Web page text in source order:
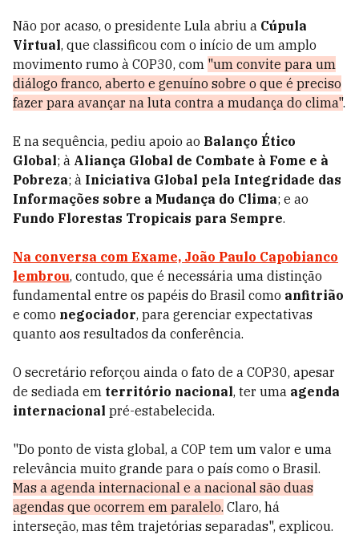
Não por acaso, o presidente Lula abriu a Cúpula
Virtual, que classificou com o início de um amplo
movimento rumo à COP30, com "um convite para um
diálogo franco, aberto e genuíno sobre o que é preciso
fazer para avançar na luta contra a mudança do clima".
E na sequência, pediu apoio ao Balanço Ético
Global; à Aliança Global de Combate à Fome e à
Pobreza; à Iniciativa Global pela Integridade das
Informações sobre a Mudança do Clima; e ao
Fundo Florestas Tropicais para Sempre.
Na conversa com Exame, João Paulo Capobianco
lembrou, contudo, que é necessária uma distinção
fundamental entre os papéis do Brasil como anfitrião
e como negociador, para gerenciar expectativas
quanto aos resultados da conferência.
O secretário reforçou ainda o fato de a COP30, apesar
de sediada em território nacional, ter uma agenda
internacional pré-estabelecida.
"Do ponto de vista global, a COP tem um valor e uma
relevância muito grande para o país como o Brasil.
Mas a agenda internacional e a nacional são duas
agendas que ocorrem em paralelo. Claro, há
interseção, mas têm trajetórias separadas", explicou.